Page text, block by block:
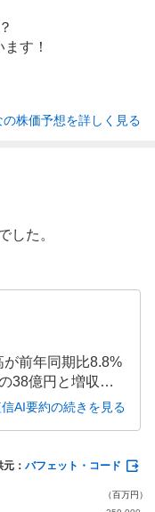
す！
の株価予想を詳しく見る
した。
前年同期比8.8%
38億円と増収増
利幅改善やプラッ
2四半期累計の業
AI要約の続きを見る
： バフェット・コード